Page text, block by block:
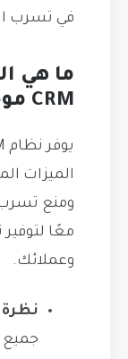
في تسرب
ما هي
CRM موحد للمبيعات؟
الميزات
ومنع تسرب
معًا
وعملائك.
جميع